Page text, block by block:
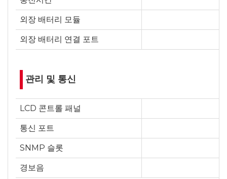
외장 배터리 모듈
외장 배터리 연결 포트
관리 및 통신
LCD 콘트롤 패널
통신 포트
SNMP 슬롯
경보음